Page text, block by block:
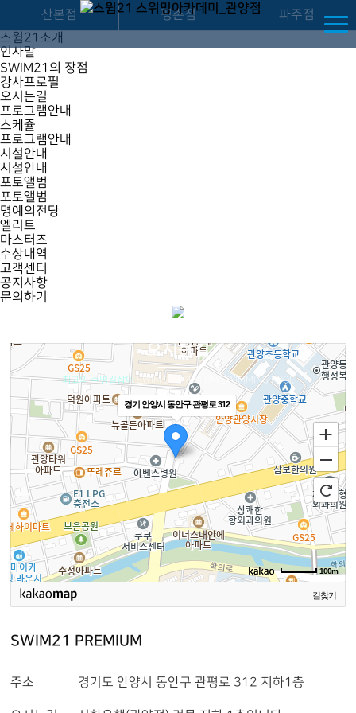
산본점 평촌점
파주점
스윔21소개
인사말
SWIM21의 장점
강사프로필
오시는길
프로그램안내
스케쥴
프로그램안내
시설안내
시설안내
포토앨범
포토앨범
명예의전당
엘리트
마스터즈
수상내역
고객센터
공지사항
문의하기
오시는길
최고의 수영길잡이 SWIM 21 PREMIUM SWIMMING POOL
경기 안양시 동안구 관평로 312
100m
길찾기
SWIM21 PREMIUM
주소 경기도 안양시 동안구 관평로 312 지하1층